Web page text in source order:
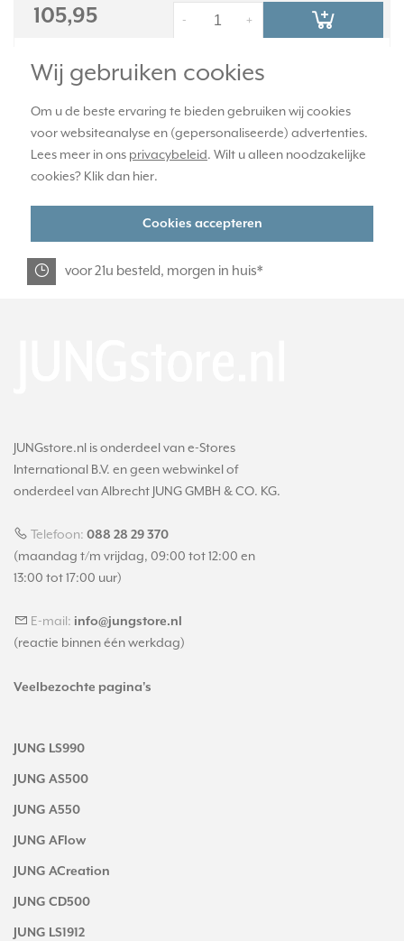
Wij gebruiken cookies
Om u de beste ervaring te bieden gebruiken wij cookies
voor websiteanalyse en (gepersonaliseerde) advertenties.
Lees meer in ons privacybeleid. Wilt u alleen noodzakelijke
cookies? Klik dan hier.
Cookies accepteren
105,95 +
-
officiële JUNG dealer
365 dagen retourrecht
veilig kopen met kopersbescherming
voor 21u besteld, morgen in huis*
JUNGstore.nl is onderdeel van e-Stores
International B.V. en geen webwinkel of
onderdeel van Albrecht JUNG GMBH & CO. KG.
Telefoon: 088 28 29 370
(maandag t/m vrijdag, 09:00 tot 12:00 en
13:00 tot 17:00 uur)
E-mail: info@jungstore.nl
(reactie binnen één werkdag)
Veelbezochte pagina's
JUNG LS990
JUNG AS500
JUNG A550
JUNG AFlow
JUNG ACreation
JUNG CD500
JUNG LS1912